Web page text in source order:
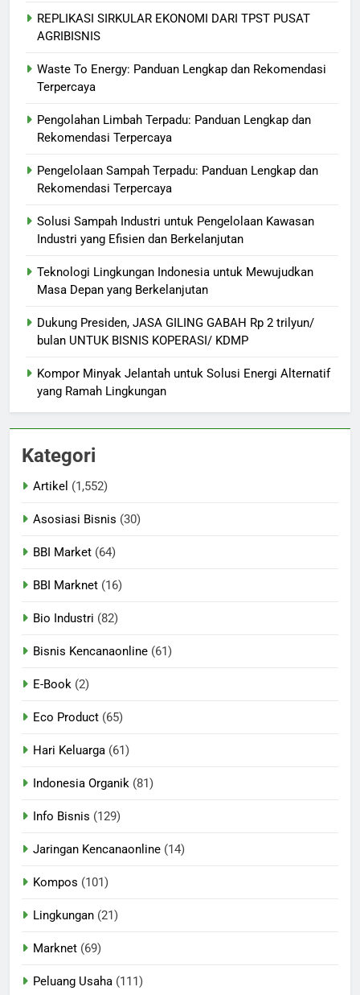
REPLIKASI SIRKULAR EKONOMI DARI TPST PUSAT
AGRIBISNIS
Waste To Energy: Panduan Lengkap dan Rekomendasi
Terpercaya
Pengolahan Limbah Terpadu: Panduan Lengkap dan
Rekomendasi Terpercaya
Pengelolaan Sampah Terpadu: Panduan Lengkap dan
Rekomendasi Terpercaya
Solusi Sampah Industri untuk Pengelolaan Kawasan
Industri yang Efisien dan Berkelanjutan
Teknologi Lingkungan Indonesia untuk Mewujudkan
Masa Depan yang Berkelanjutan
Dukung Presiden, JASA GILING GABAH Rp 2 trilyun/
bulan UNTUK BISNIS KOPERASI/ KDMP
Kompor Minyak Jelantah untuk Solusi Energi Alternatif
yang Ramah Lingkungan
Kategori
Artikel (1,552)
Asosiasi Bisnis (30)
BBI Market (64)
BBI Marknet (16)
Bio Industri (82)
Bisnis Kencanaonline (61)
E-Book (2)
Eco Product (65)
Hari Keluarga (61)
Indonesia Organik (81)
Info Bisnis (129)
Jaringan Kencanaonline (14)
Kompos (101)
Lingkungan (21)
Marknet (69)
Peluang Usaha (111)